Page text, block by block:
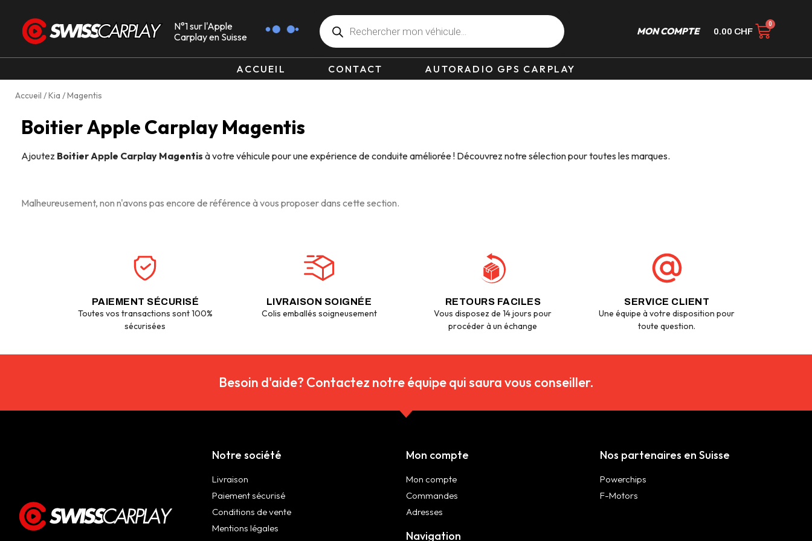
N°1 sur l'Apple
Carplay en Suisse
MON COMPTE 0.00 CHF
ACCUEIL CONTACT AUTORADIO GPS CARPLAY
Accueil /Kia / Magentis
Boitier Apple Carplay Magentis
Ajoutez Boitier Apple Carplay Magentis à votre véhicule pour une expérience de conduite améliorée ! Découvrez notre sélection pour toutes les marques.
Malheureusement, non n'avons pas encore de référence à vous proposer dans cette section.
PAIEMENT SÉCURISÉ
Toutes vos transactions sont 100%
sécurisées
LIVRAISON SOIGNÉE
Colis emballés soigneusement
RETOURS FACILES
Vous disposez de 14 jours pour
procéder à un échange
SERVICE CLIENT
Une équipe à votre disposition pour
toute question.
Besoin d'aide? Contactez notre équipe qui saura vous conseiller.
Notre société
Livraison
Paiement sécurisé
Conditions de vente
Mentions légales
Mon compte
Mon compte
Commandes
Adresses
Navigation
Nos partenaires en Suisse
Powerchips
F-Motors